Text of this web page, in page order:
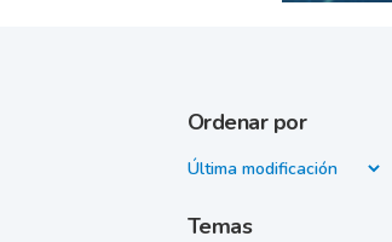
Ordenar por
Temas